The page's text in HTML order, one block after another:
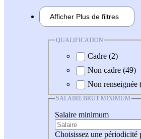
Afficher Plus de filtres
QUALIFICATION
Cadre (2)
Non cadre (49)
Non renseignée
SALAIRE BRUT MINIMUM
Salaire minimum
Choisissez une périodicité